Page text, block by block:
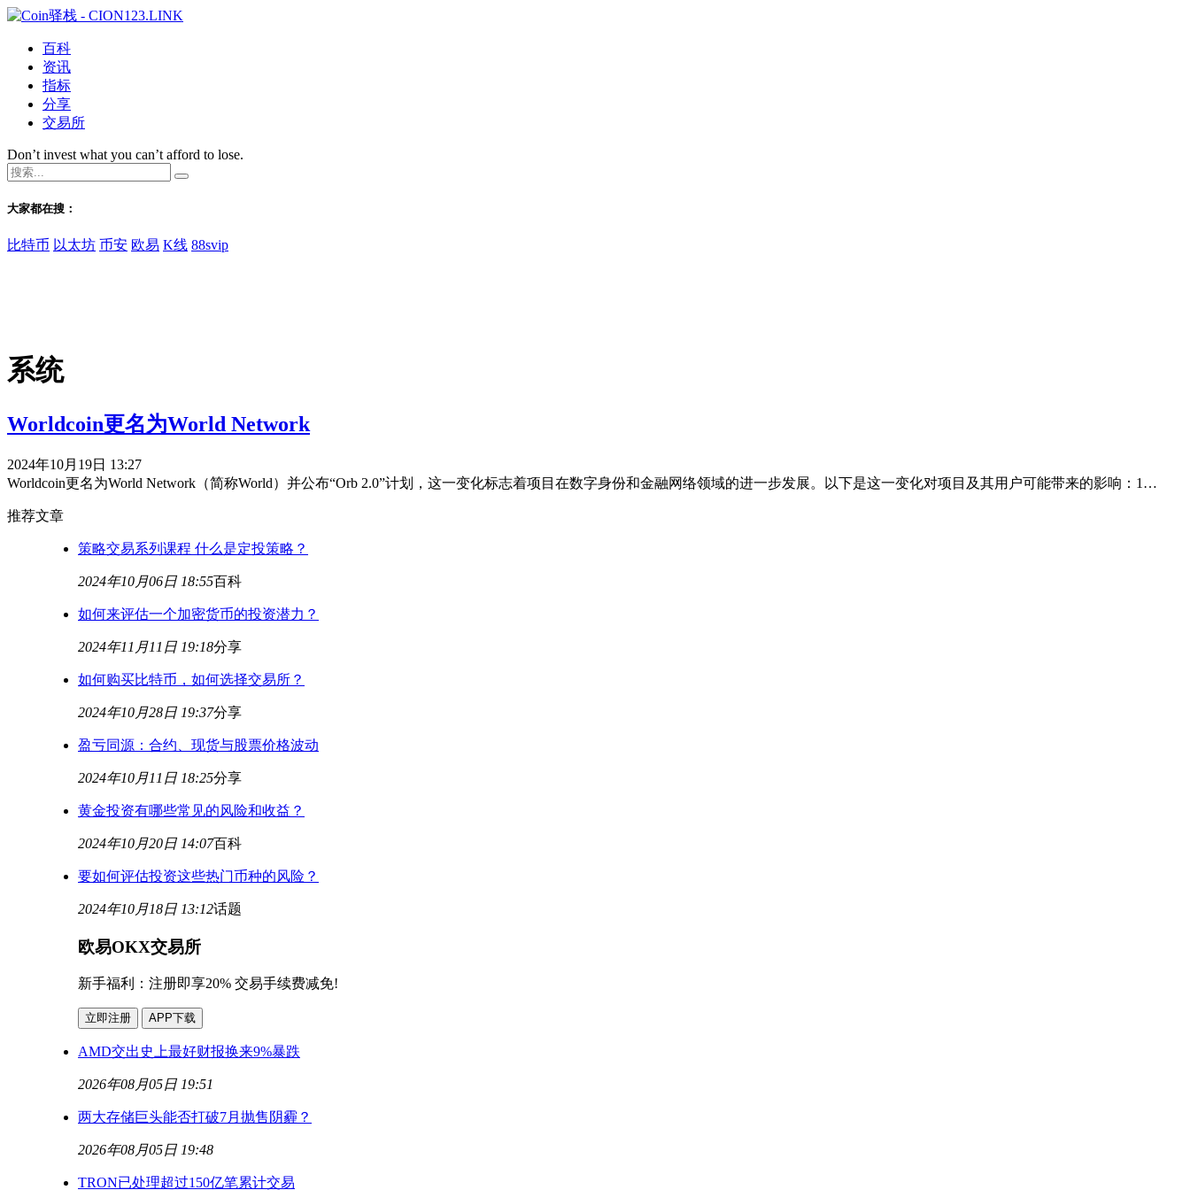
百科
资讯
指标
分享
交易所
Don’t invest what you can’t afford to lose.
大家都在搜：
比特币 以太坊 币安 欧易 K线 88svip
系统
Worldcoin更名为World Network
2024年10月19日 13:27
Worldcoin更名为World Network（简称World）并公布“Orb 2.0”计划，这一变化标志着项目在数字身份和金融网络领域的进一步发展。以下是这一变化对项目及其用户可能带来的影响：1…
推荐文章
策略交易系列课程 什么是定投策略？
2024年10月06日 18:55百科
如何来评估一个加密货币的投资潜力？
2024年11月11日 19:18分享
如何购买比特币，如何选择交易所？
2024年10月28日 19:37分享
盈亏同源：合约、现货与股票价格波动
2024年10月11日 18:25分享
黄金投资有哪些常见的风险和收益？
2024年10月20日 14:07百科
要如何评估投资这些热门币种的风险？
2024年10月18日 13:12话题
欧易OKX交易所
新手福利： 注册即享20% 交易手续费减免!
立即注册 APP下载
AMD交出史上最好财报换来9%暴跌
2026年08月05日 19:51
两大存储巨头能否打破7月抛售阴霾？
2026年08月05日 19:48
TRON已处理超过150亿笔累计交易